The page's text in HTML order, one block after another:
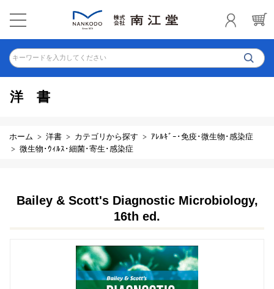
キーワードを入力してください
洋書
ホーム 洋書 カテゴリから探す
ｱﾚﾙｷﾞｰ･免疫･微生物･感染症
微生物･ｳｨﾙｽ･細菌･寄生･感染症
Bailey & Scott's Diagnostic Microbiology,
16th ed.